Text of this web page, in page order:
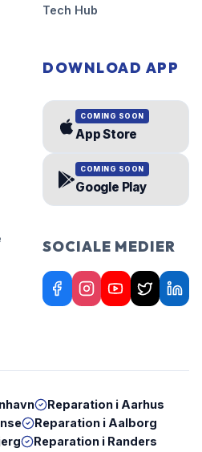
Tech Hub
DOWNLOAD APP
COMING SOON
App Store
COMING SOON
Google Play
SOCIALE MEDIER
Reparation i Aarhus
Reparation i Aalborg
Reparation i Randers